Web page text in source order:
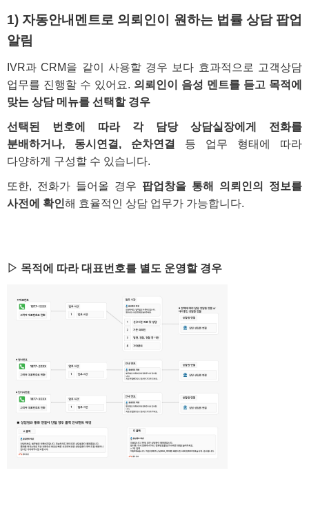
1) 자동안내멘트로 의뢰인이 원하는법률 상담 팝업
알림
IVR과 CRM을 같이 사용할 경우 보다 효과적으로 고객상담
업무를 진행할 수 있어요. 의뢰인이 음성 멘트를 듣고 목적에
맞는 상담 메뉴를 선택할 경우
선택된 번호에 따라 각 담당 상담실장에게 전화를
분배하거나, 동시연결, 순차연결
등 업무 형태에 따라
다양하게 구성할 수 있습니다.
또한, 전화가 들어올 경우 팝업창을 통해 의뢰인의 정보를
사전에 확인해 효율적인 상담 업무가 가능합니다.
▷ 목적에 따라 대표번호를 별도 운영할 경우